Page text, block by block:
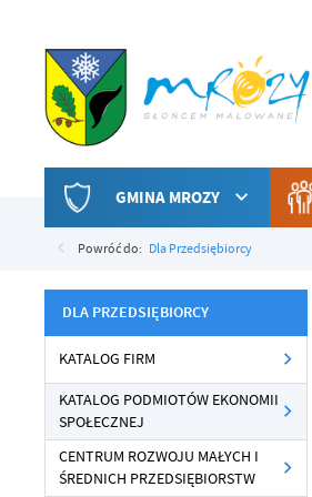
GMINA MROZY
Powróć do: Dla Przedsiębiorcy
DLA PRZEDSIĘBIORCY
KATALOG FIRM
KATALOG PODMIOTÓW EKONOMII
SPOŁECZNEJ
CENTRUM ROZWOJU MAŁYCH I
ŚREDNICH PRZEDSIĘBIORSTW